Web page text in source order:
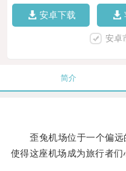
安卓下载
安卓
简介
歪兔机场位于一个偏远
使得这座机场成为旅行者们